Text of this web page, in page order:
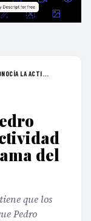
LA ACTI...
del
que los
Pedro